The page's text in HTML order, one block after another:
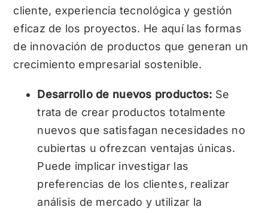
cliente, experiencia tecnológica y gestión
eficaz de los proyectos. He aquí las formas
de innovación de productos que generan un
crecimiento empresarial sostenible.
Desarrollo de nuevos productos: Se
trata de crear productos totalmente
nuevos que satisfagan necesidades no
cubiertas u ofrezcan ventajas únicas.
Puede implicar investigar las
preferencias de los clientes, realizar
análisis de mercado y utilizar la